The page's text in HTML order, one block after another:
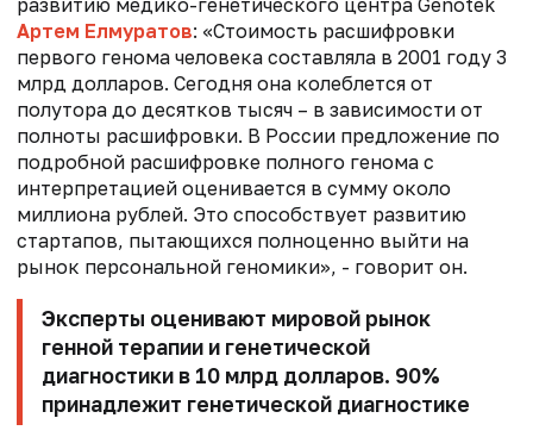
Артем Елмуратов: «Стоимость расшифровки
первого генома человека составляла в 2001 году 3
млрд долларов. Сегодня она колеблется от
полутора до десятков тысяч – в зависимости от
полноты расшифровки. В России предложение по
подробной расшифровке полного генома с
интерпретацией оценивается в сумму около
миллиона рублей. Это способствует развитию
стартапов, пытающихся полноценно выйти на
рынок персональной геномики», - говорит он.
Эксперты оценивают мировой рынок
генной терапии и генетической
диагностики в 10 млрд долларов. 90%
принадлежит генетической диагностике